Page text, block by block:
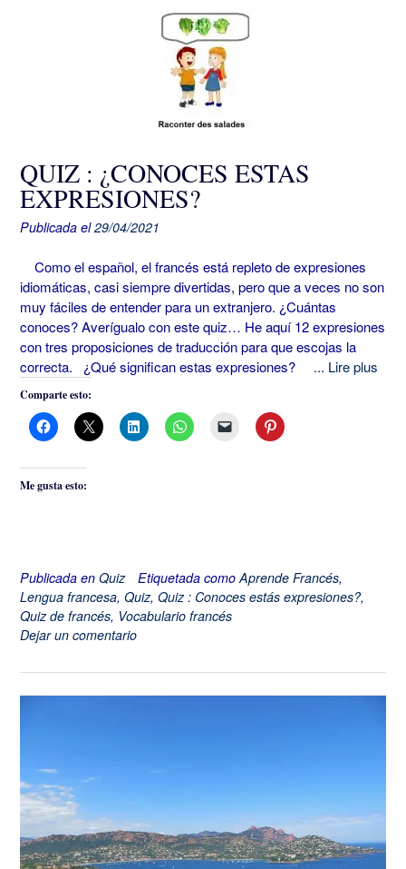
QUIZ : ¿CONOCES ESTAS
EXPRESIONES?
Publicada el29/04/2021
Como el español, el francés está repleto de expresiones
idiomáticas, casi siempre divertidas, pero que a veces no son
muy fáciles de entender para un extranjero. ¿Cuántas
conoces? Averígualo con este quiz… He aquí 12 expresiones
con tres proposiciones de traducción para que escojas la
correcta. ¿Qué significan estas expresiones? ... Lire plus
Comparte esto:
Me gusta esto:
Publicada en Quiz Etiquetada comoAprende Francés,
Lengua francesa, Quiz, Quiz : Conoces estás expresiones?,
Quiz de francés, Vocabulario francés
Dejar un comentario